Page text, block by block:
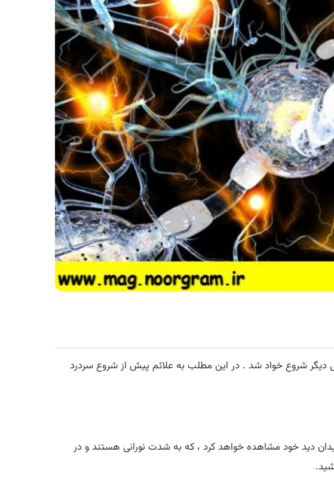
دیگر شروع خواد شد . در این مطلب به علائم پیش از شروع سردرد
دید خود مشاهده خواهد کرد ، که به شدت نورانی هستند و در